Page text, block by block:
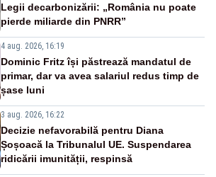
Legii decarbonizării: „România nu poate
pierde miliarde din PNRR”
4 aug. 2026, 16:19
Dominic Fritz își păstrează mandatul de
primar, dar va avea salariul redus timp de
șase luni
3 aug. 2026, 16:22
Decizie nefavorabilă pentru Diana
Șoșoacă la Tribunalul UE. Suspendarea
ridicării imunității, respinsă